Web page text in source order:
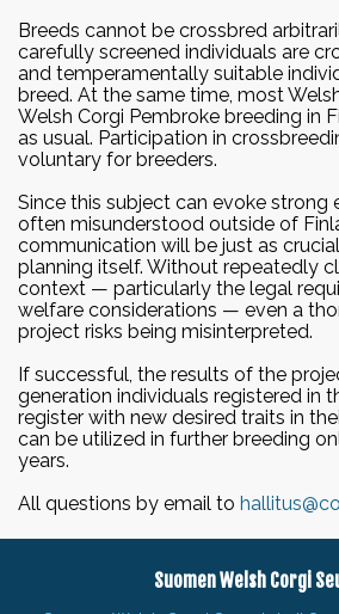
Breeds cannot be crossbred
carefully screened individuals are
and temperamentally suitable
breed. At the same time, most
Welsh Corgi Pembroke breeding in
as usual. Participation in
voluntary for breeders.
Since this subject can evoke strong
often misunderstood outside of
communication will be just as
planning itself. Without repeatedly
context — particularly the legal
welfare considerations — even a
project risks being misinterpreted.
If successful, the results of the
generation individuals registered in
register with new desired traits in
can be utilized in further breeding
years.
All questions by email to
Suomen Welsh Corgi